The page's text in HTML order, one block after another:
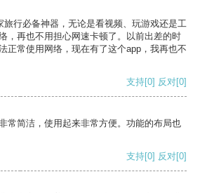
旅行必备神器，无论是看视频、玩游戏还是工
，再也不用担心网速卡顿了。以前出差的时
正常使用网络，现在有了这个app，我再也不
支持[0] 反对[0]
常简洁，使用起来非常方便。功能的布局也
支持[0] 反对[0]